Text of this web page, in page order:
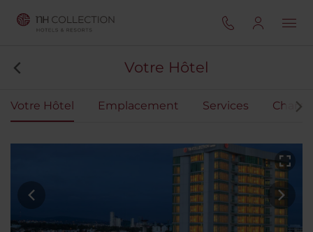
Votre Hôtel
Votre Hôtel Emplacement Services